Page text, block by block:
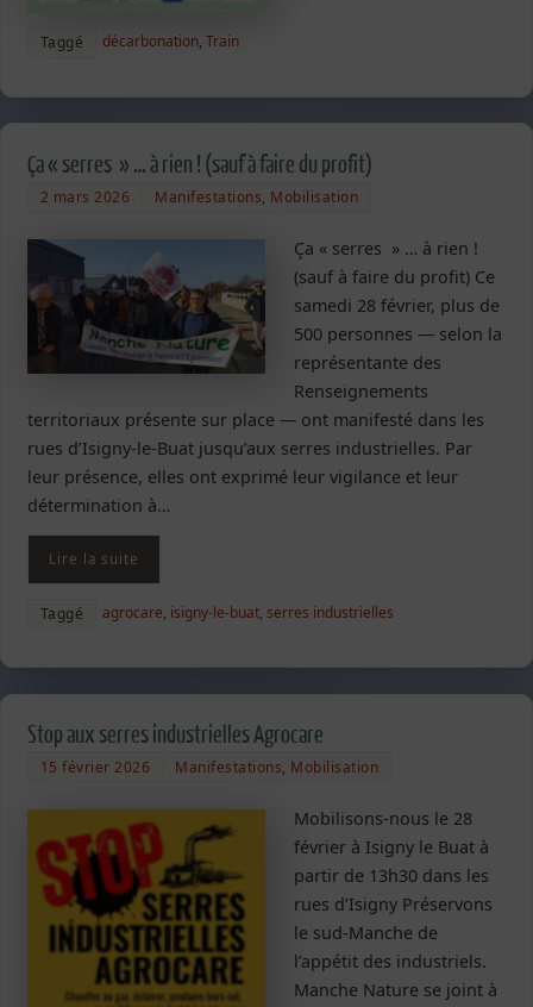
Taggé décarbonation,Train
Ça « serres » … à rien ! (sauf à faire du profit)
2 mars 2026 Manifestations, Mobilisation
Ça « serres » … à rien !
(sauf à faire du profit) Ce
samedi 28 février, plus de
500 personnes — selon la
représentante des
Renseignements
territoriaux présente sur place — ont manifesté dans les
rues d’Isigny-le-Buat jusqu’aux serres industrielles. Par
leur présence, elles ont exprimé leur vigilance et leur
détermination à…
Lire la suite
Taggé agrocare, isigny-le-buat,serres industrielles
Stop aux serres industrielles Agrocare
15 février 2026 Manifestations, Mobilisation
Mobilisons-nous le 28
février à Isigny le Buat à
partir de 13h30 dans les
rues d’Isigny Préservons
le sud-Manche de
l’appétit des industriels.
Manche Nature se joint à